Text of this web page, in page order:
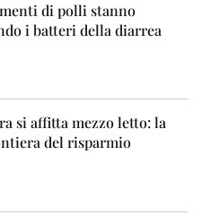
di polli stanno
i batteri della diarrea
si affitta mezzo letto: la
del risparmio